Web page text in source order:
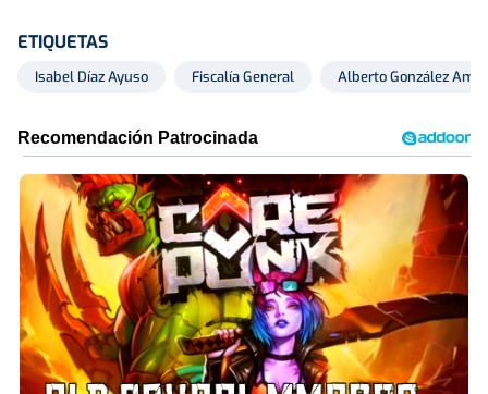
ETIQUETAS
Isabel Díaz Ayuso Fiscalía General Alberto González